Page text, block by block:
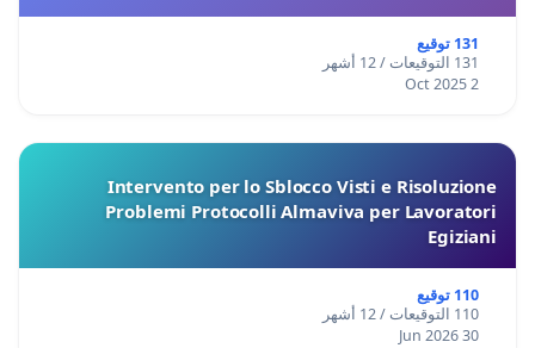
131 توقيع
131 التوقيعات / 12 أشهر
2 Oct 2025
Intervento per lo Sblocco Visti e Risoluzione
Problemi Protocolli Almaviva per Lavoratori
Egiziani
110 توقيع
110 التوقيعات / 12 أشهر
30 Jun 2026